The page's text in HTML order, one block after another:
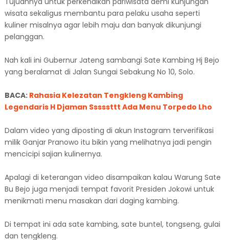
wisata sekaligus membantu para pelaku usaha seperti
kuliner misalnya agar lebih maju dan banyak dikunjungi
pelanggan.
Nah kali ini Gubernur Jateng sambangi Sate Kambing Hj Bejo
yang beralamat di Jalan Sungai Sebakung No 10, Solo.
BACA: Rahasia Kelezatan Tengkleng Kambing
Legendaris H Djaman Sssssttt Ada Menu Torpedo Lho
Dalam video yang diposting di akun Instagram terverifikasi
milik Ganjar Pranowo itu bikin yang melihatnya jadi pengin
mencicipi sajian kulinernya.
Apalagi di keterangan video disampaikan kalau Warung Sate
Bu Bejo juga menjadi tempat favorit Presiden Jokowi untuk
menikmati menu masakan dari daging kambing.
Di tempat ini ada sate kambing, sate buntel, tongseng, gulai
dan tengkleng.